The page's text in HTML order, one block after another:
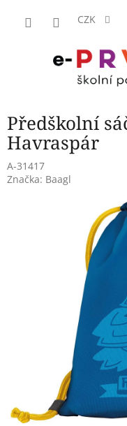
CZK
Předškolní
Havraspár
A-31417
Značka: Baagl